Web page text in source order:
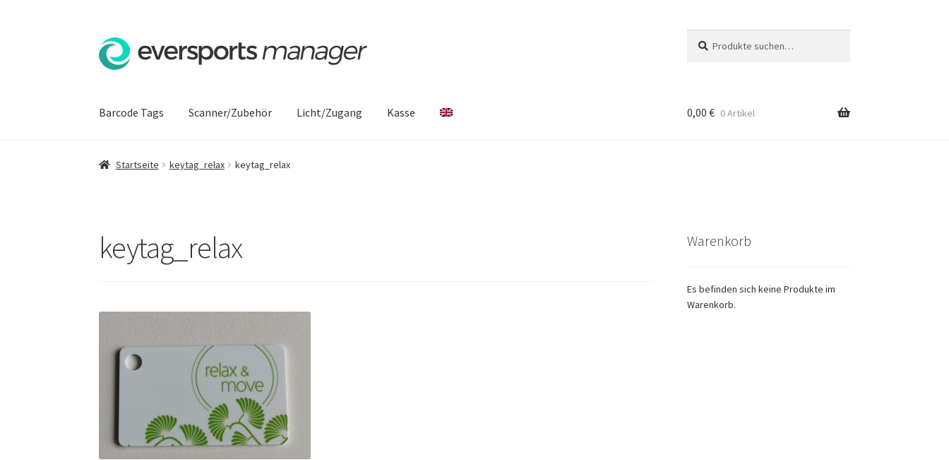
Zur
Navigation
springen
Zum
Inhalt
springen
nach:
Barcode Tags Scanner/Zubehör Licht/Zugang Kasse
StartseiteAGB Datenschutzerklärung
Widerrufsbelehrung Zahlungsarten
0,00 € 0 Artikel
Startseite keytag_relax keytag_relax
keytag_relax Warenkorb
Es befinden sich keine Produkte im
Warenkorb.